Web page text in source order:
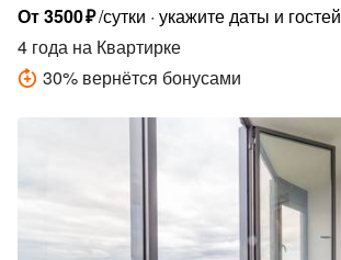
От3500₽/сутки укажите даты и гостей
4 года на Квартирке
30% вернётся бонусами